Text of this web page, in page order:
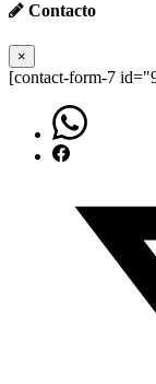
Contacto
×
[contact-form-7